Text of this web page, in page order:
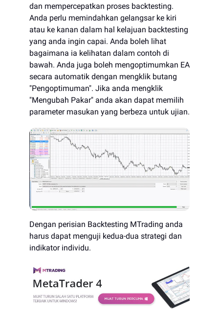
dan mempercepatkan proses backtesting.
Anda perlu memindahkan gelangsar ke kiri
atau ke kanan dalam hal kelajuan backtesting
yang anda ingin capai. Anda boleh lihat
bagaimana ia kelihatan dalam contoh di
bawah. Anda juga boleh mengoptimumkan EA
secara automatik dengan mengklik butang
"Pengoptimuman". Jika anda mengklik
"Mengubah Pakar" anda akan dapat memilih
parameter masukan yang berbeza untuk ujian.
Dengan perisian Backtesting MTrading anda
harus dapat menguji kedua-dua strategi dan
indikator individu.